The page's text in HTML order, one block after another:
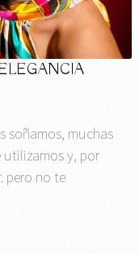
soñamos, muchas
utilizamos y, por
pero no te